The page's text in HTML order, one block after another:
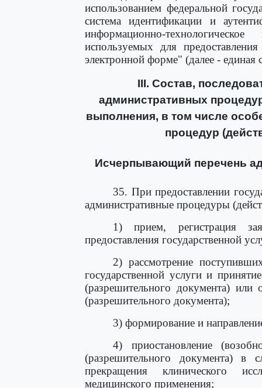
использованием федеральной
система идентификации и
информационно-
используемых для
электронной форме" (далее - единая
III. Состав,
административных
выполнения, в том числе
процедур
Исчерпывающий перечень
35. При предоставлении
административные процедуры
1) прием, регистрация
предоставления государственной
2) рассмотрение
государственной услуги и
(разрешительного документа) или
(разрешительного документа);
3) формирование и
4) приостановление
(разрешительного документа) в
прекращения клинического
медицинского применения;